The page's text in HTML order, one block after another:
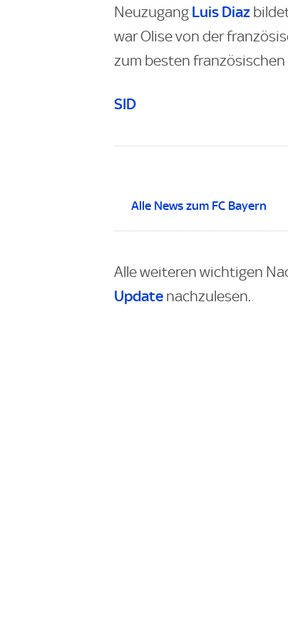
Neuzugang Luis Diaz
war Olise von der
zum besten
SID
Alle News zum FC Bayern
Alle weiteren wichtigen
Update nachzulesen.